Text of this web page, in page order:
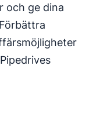
och ge dina